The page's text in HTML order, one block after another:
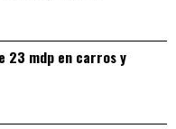
23 mdp en carros y